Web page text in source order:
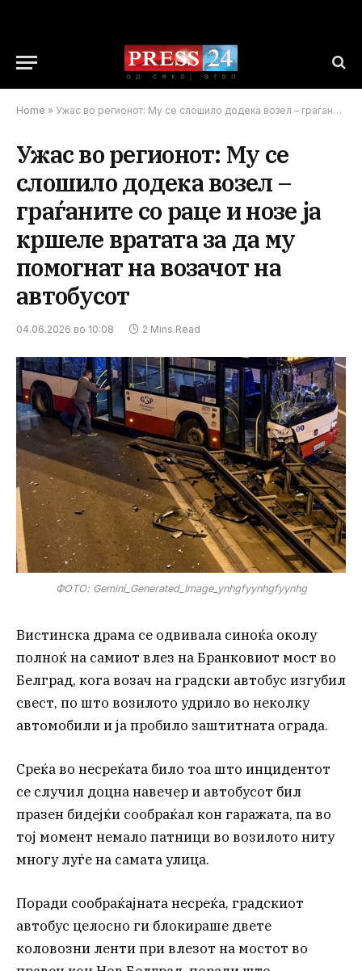
Home » Ужас во регионот: Му се слошило додека возел – граѓаните со раце и нозе ја кршеле вратата за да му помогнат на возачот на автобусот
Ужас во регионот: Му се
слошило додека возел –
граѓаните со раце и нозе ја
кршеле вратата за да му
помогнат на возачот на
автобусот
04.06.2026 во 10:08 2 Mins Read
ФОТО: Gemini_Generated_Image_ynhgfyynhgfyynhg
Вистинска драма се одвивала синоќа околу
полноќ на самиот влез на Бранковиот мост во
Белград, кога возач на градски автобус изгубил
свест, по што возилото удрило во неколку
автомобили и ја пробило заштитната ограда.
Среќа во несреќата било тоа што инцидентот
се случил доцна навечер и автобусот бил
празен бидејќи сообраќал кон гаражата, па во
тој момент немало патници во возилото ниту
многу луѓе на самата улица.
Поради сообраќајната несреќа, градскиот
автобус целосно ги блокираше двете
коловозни ленти при влезот на мостот во